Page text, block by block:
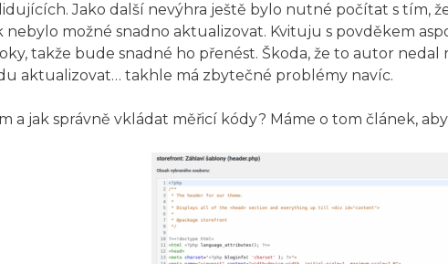
Jako další nevýhra ještě bylo nutné počítat s tím,
nebylo možné snadno aktualizovat. Kvituju s povděkem
takže bude snadné ho přenést. Škoda, že to autor
aktualizovat… takhle má zbytečné problémy navíc.
a jak správně vkládat měřicí kódy? Máme o tom článek,